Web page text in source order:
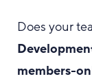
Does your
members-